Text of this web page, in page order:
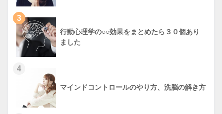
3
行動心理学の○○効果をまとめたら３０個あり
ました
4
マインドコントロールのやり方、洗脳の解き方